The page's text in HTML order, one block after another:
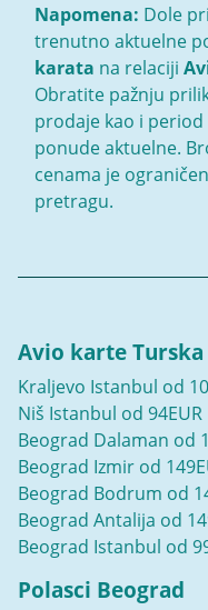
Napomena: Dole
trenutno aktuelne
karata na relaciji
Obratite pažnju
prodaje kao i
ponude aktuelne.
cenama je
pretragu.
Avio karte Turska
Kraljevo Istanbul od
Niš Istanbul od 94EUR
Beograd Dalaman od
Beograd Izmir od
Beograd Bodrum od
Beograd Antalija od
Beograd Istanbul od
Polasci Beograd